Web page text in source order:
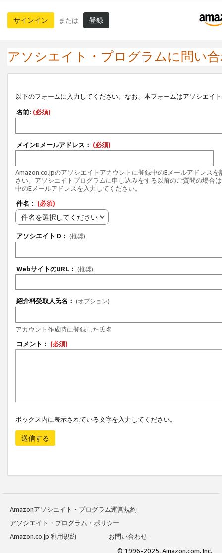
サインイン または 登録
アソシエイト・プログラムに問い
以下のフォームに入力してください。なお、本フォームはアソシエイ
名前: (必須)
メインEメールアドレス： (必須)
Amazon.co.jpのアソシエイトアカウントに登録中のEメールアドレスを
さい。アソシエイトプログラムに申し込みをする以前のご質問の場合
中のEメールアドレスを入力してください。
件名： (必須)
件名を選択してください
アソシエイトID： (推奨)
WebサイトのURL： (推奨)
紹介料受取人氏名： (オプション)
アカウント作成時に登録した氏名
コメント： (必須)
ボックス内に表示されている文字を入力してください。
送信する
Amazonアソシエイト・プログラム運営規約
アソシエイト・プログラム・ポリシー
Amazon.co.jp 利用規約
お問い合わせ
© 1996-2025, Amazon.com, Inc.